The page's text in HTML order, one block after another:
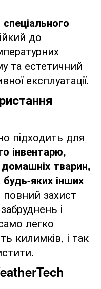
спеціального
до
та естетичний
експлуатації.
підходить для
інвентарю,
домашніх тварин,
яких інших
захист
і
легко
килимків, і так